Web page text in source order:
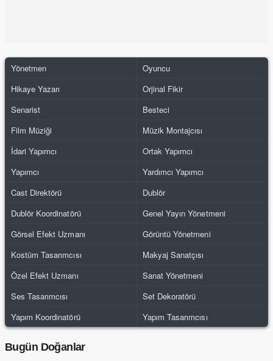
Yönetmen
Oyuncu
Hikaye Yazarı
Orjinal Fikir
Senarist
Besteci
Film Müziği
Müzik Montajcısı
İdari Yapımcı
Ortak Yapımcı
Yapımcı
Yardımcı Yapımcı
Cast Direktörü
Dublör
Dublör Koordinatörü
Genel Yayın Yönetmeni
Görsel Efekt Uzmanı
Görüntü Yönetmeni
Kostüm Tasarımcısı
Makyaj Sanatçısı
Özel Efekt Uzmanı
Sanat Yönetmeni
Ses Tasarımcısı
Set Dekoratörü
Yapım Koordinatörü
Yapım Tasarımcısı
Bugün Doğanlar